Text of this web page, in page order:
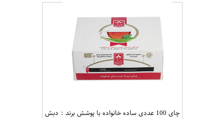
چای 100 عددی ساده خانواده با پوشش برند : دبش